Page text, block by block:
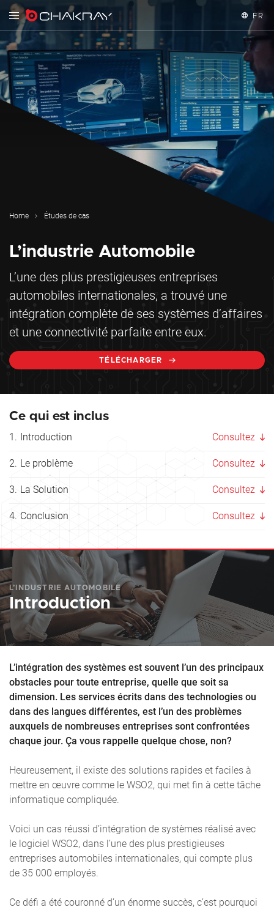
FR
Español
Français
Home Études de cas
L’industrie Automobile
L’une des plus prestigieuses entreprises
automobiles internationales, a trouvé une
intégration complète de ses systèmes d’affaires
et une connectivité parfaite entre eux.
TÉLÉCHARGER
Ce qui est inclus
Introduction Consultez
Le problème Consultez
La Solution Consultez
Conclusion Consultez
L’INDUSTRIE AUTOMOBILE
Introduction
L’intégration des systèmes est souvent l’un des principaux
obstacles pour toute entreprise, quelle que soit sa
dimension. Les services écrits dans des technologies ou
dans des langues différentes, est l’un des problèmes
auxquels de nombreuses entreprises sont confrontées
chaque jour. Ça vous rappelle quelque chose, non?
Heureusement, il existe des solutions rapides et faciles à
mettre en œuvre comme le WSO2, qui met fin à cette tâche
informatique compliquée.
Voici un cas réussi d’intégration de systèmes réalisé avec
le logiciel WSO2, dans l’une des plus prestigieuses
entreprises automobiles internationales, qui compte plus
de 35 000 employés.
Ce défi a été couronné d’un énorme succès, c’est pourquoi